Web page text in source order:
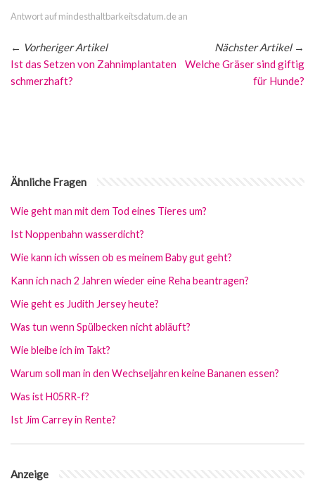
Antwort auf mindesthaltbarkeitsdatum.de an
← Vorheriger Artikel
Ist das Setzen von Zahnimplantaten
schmerzhaft?
Nächster Artikel→
Welche Gräser sind giftig
für Hunde?
Ähnliche Fragen
Wie geht man mit dem Tod eines Tieres um?
Ist Noppenbahn wasserdicht?
Wie kann ich wissen ob es meinem Baby gut geht?
Kann ich nach 2 Jahren wieder eine Reha beantragen?
Wie geht es Judith Jersey heute?
Was tun wenn Spülbecken nicht abläuft?
Wie bleibe ich im Takt?
Warum soll man in den Wechseljahren keine Bananen essen?
Was ist H05RR-f?
Ist Jim Carrey in Rente?
Anzeige